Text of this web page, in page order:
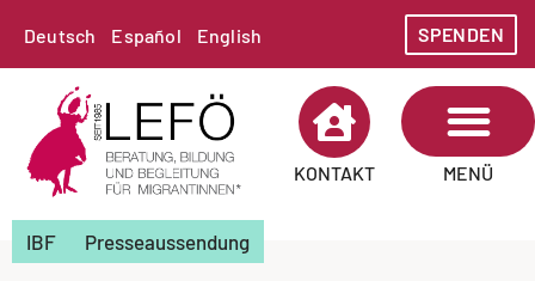
Deutsch Español English SPENDEN
KONTAKT MENÜ
IBF Presseaussendung